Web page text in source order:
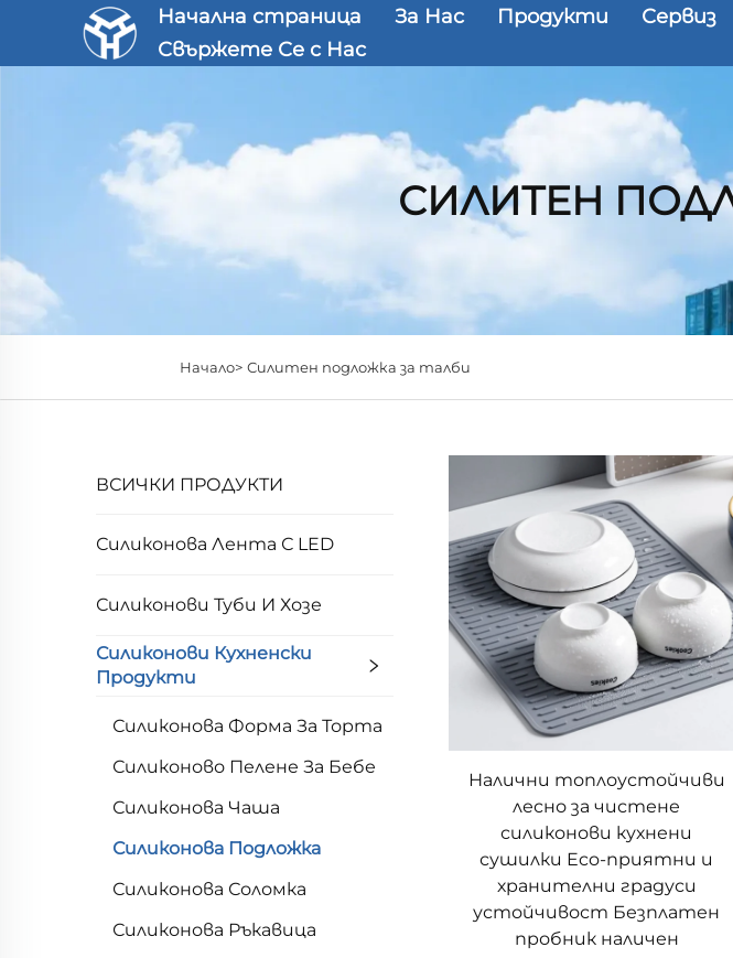
Начална страница За Нас Продукти Сервиз
Свържете Се с Нас
СИЛИТЕН
Начало> Силитен подложка за талби
ВСИЧКИ ПРОДУКТИ
Силиконова Лента С LED
Силиконови Туби И Хозе
Силиконови Кухненски
Продукти
Силиконова Форма За Торта
Силиконово Пелене За Бебе
Силиконова Чаша
Силиконова Подложка
Силиконова Соломка
Силиконова Ръкавица
Налични топлоустойчиви
лесно за чистене
силиконови кухнени
сушилки Eco-приятни и
хранителни градуси
устойчивост Безплатен
пробник наличен